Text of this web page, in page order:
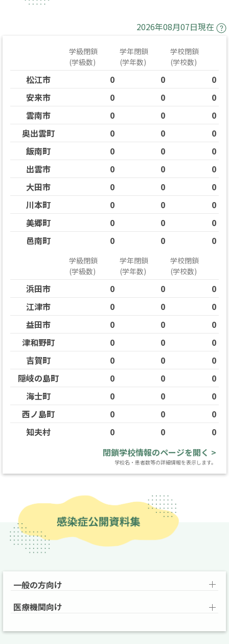
2026年08月07日現在
学級閉鎖
(学級数)
学年閉鎖
(学年数)
学校閉鎖
(学校数)
松江市 0 0
0
安来市
0 0
0
雲南市
0 0
0
奥出雲町
0 0
0
飯南町
0 0
0
出雲市
0 0
0
大田市
0 0
0
川本町
0 0
0
美郷町
0 0
0
邑南町
0 0 0
学級閉鎖
(学級数)
学年閉鎖
(学年数)
学校閉鎖
(学校数)
浜田市 0 0
0
江津市
0 0
0
益田市
0 0
0
津和野町
0 0
0
吉賀町
0 0
0
隠岐の島町
0 0
0
海士町
0 0
0
西ノ島町
0 0
0
知夫村
0 0
0
閉鎖学校情報のページを開く >
学校名・患者数等の詳細情報を表示します。
一般の方向け
医療機関向け